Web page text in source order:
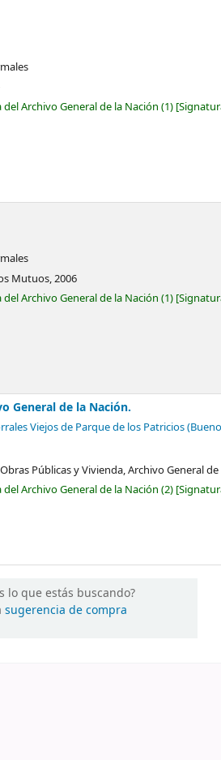
del Archivo General de la Nación (1)
Mutuos,2006
del Archivo General de la Nación (1)
General de la Nación.
Viejos de Parque de los Patricios
Públicas y Vivienda, Archivo General
del Archivo General de la Nación (2)
lo que estás buscando?
sugerencia de compra